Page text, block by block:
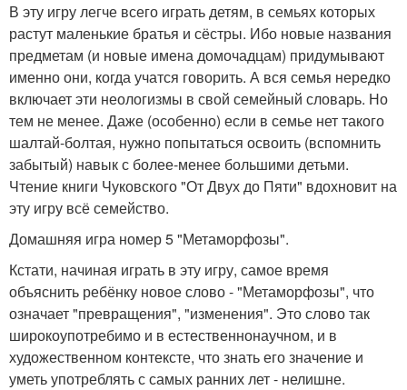
В эту игру легче всего играть детям, в семьях которых
растут маленькие братья и сёстры. Ибо новые названия
предметам (и новые имена домочадцам) придумывают
именно они, когда учатся говорить. А вся семья нередко
включает эти неологизмы в свой семейный словарь. Но
тем не менее. Даже (особенно) если в семье нет такого
шалтай-болтая, нужно попытаться освоить (вспомнить
забытый) навык с более-менее большими детьми.
Чтение книги Чуковского "От Двух до Пяти" вдохновит на
эту игру всё семейство.
Домашняя игра номер 5 "Метаморфозы".
Кстати, начиная играть в эту игру, самое время
объяснить ребёнку новое слово - "Метаморфозы", что
означает "превращения", "изменения". Это слово так
широкоупотребимо и в естественнонаучном, и в
художественном контексте, что знать его значение и
уметь употреблять с самых ранних лет - нелишне.